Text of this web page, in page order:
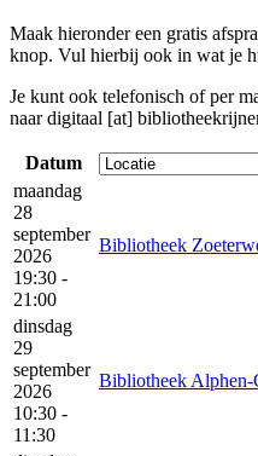
Maak hieronder een gratis
knop. Vul hierbij ook in wat je
Je kunt ook telefonisch of per
naardigitaal [at]
Datum
maandag
28
september
2026
19:30 -
21:00
Bibliotheek
dinsdag
29
september
2026
10:30 -
11:30
Bibliotheek Alphen-